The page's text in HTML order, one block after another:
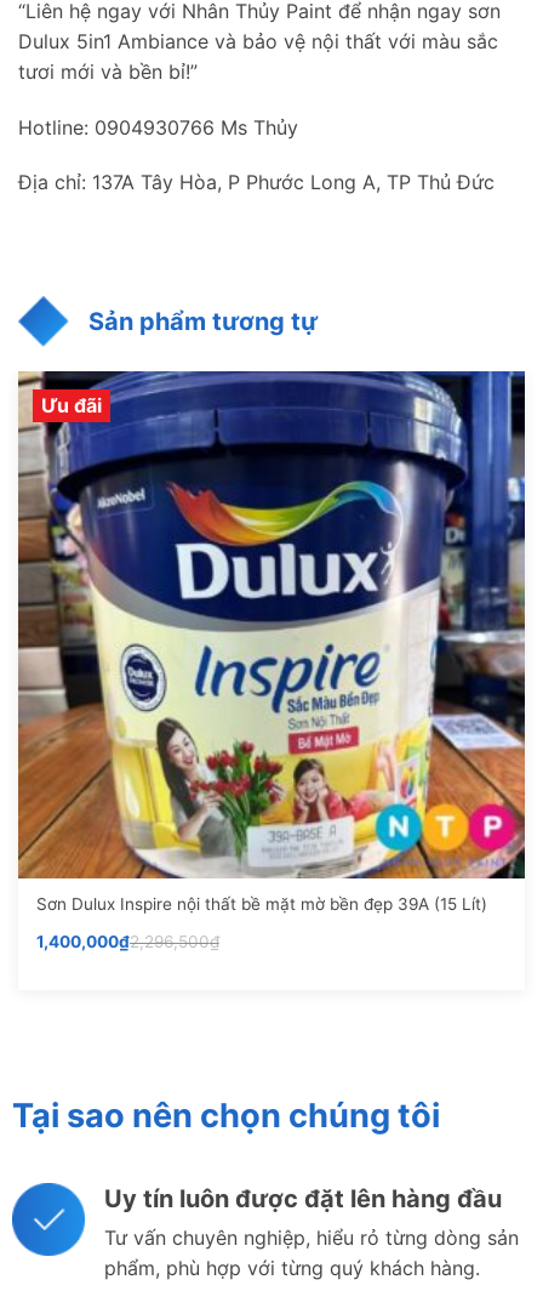
“Liên hệ ngay với Nhân Thủy Paint để nhận ngay sơn
Dulux 5in1 Ambiance và bảo vệ nội thất với màu sắc
tươi mới và bền bỉ!”
Hotline: 0904930766 Ms Thủy
Địa chỉ: 137A Tây Hòa, P Phước Long A, TP Thủ Đức
Sản phẩm tương tự
Ưu đãi
Sơn Dulux Inspire nội thất bề mặt mờ bền đẹp 39A (15 Lít)
1,400,000₫2,296,500₫
Tại sao nên chọn chúng tôi
Uy tín luôn được đặt lên hàng đầu
Tư vấn chuyên nghiệp, hiểu rỏ từng dòng sản
phẩm, phù hợp với từng quý khách hàng.